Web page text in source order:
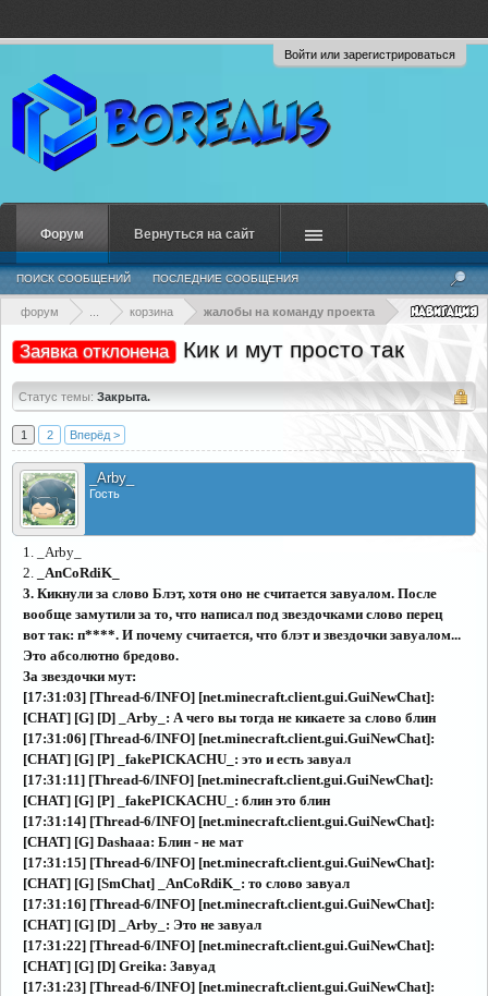
Войти или зарегистрироваться
форум корзина жалобы на команду проекта
Заявка отклонена Кик и мут просто так
Статус темы: Закрыта.
1 2 Вперёд >
_Arby_
Гость
1. _Arby_
2.
_AnCoRdiK_
3. Кикнули за слово Блэт, хотя оно не считается завуалом. После
вообще замутили за то, что написал под звездочками слово перец
вот так: п****. И почему считается, что блэт и звездочки завуалом...
Это абсолютно бредово.
За звездочки мут:
[17:31:03] [Thread-6/INFO] [net.minecraft.client.gui.GuiNewChat]:
[CHAT] [G] [D] _Arby_: А чего вы тогда не кикаете за слово блин
[17:31:06] [Thread-6/INFO] [net.minecraft.client.gui.GuiNewChat]:
[CHAT] [G] [P] _fakePICKACHU_: это и есть завуал
[17:31:11] [Thread-6/INFO] [net.minecraft.client.gui.GuiNewChat]:
[CHAT] [G] [P] _fakePICKACHU_: блин это блин
[17:31:14] [Thread-6/INFO] [net.minecraft.client.gui.GuiNewChat]:
[CHAT] [G] Dashaaa: Блин - не мат
[17:31:15] [Thread-6/INFO] [net.minecraft.client.gui.GuiNewChat]:
[CHAT] [G] [SmChat] _AnCoRdiK_: то слово завуал
[17:31:16] [Thread-6/INFO] [net.minecraft.client.gui.GuiNewChat]:
[CHAT] [G] [D] _Arby_: Это не завуал
[17:31:22] [Thread-6/INFO] [net.minecraft.client.gui.GuiNewChat]:
[CHAT] [G] [D] Greika: Завуад
[17:31:23] [Thread-6/INFO] [net.minecraft.client.gui.GuiNewChat]:
Форум
ПОИСК СООБЩЕНИЙ ПОСЛЕДНИЕ СООБЩЕНИЯ
Вернуться на сайт